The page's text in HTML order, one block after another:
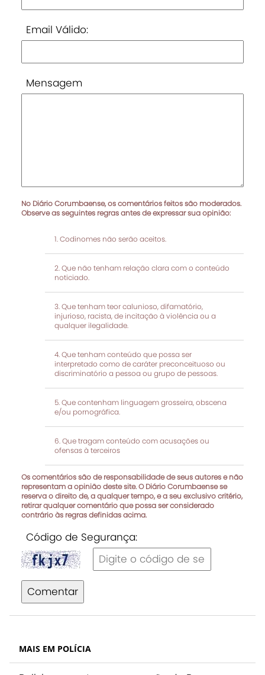
Email Válido:
Mensagem
No Diário Corumbaense, os comentários feitos são moderados.
Observe as seguintes regras antes de expressar sua opinião:
Codinomes não serão aceitos.
Que não tenham relação clara com o conteúdo
noticiado.
Que tenham teor calunioso, difamatório,
injurioso, racista, de incitação à violência ou a
qualquer ilegalidade.
Que tenham conteúdo que possa ser
interpretado como de caráter preconceituoso ou
discriminatório a pessoa ou grupo de pessoas.
Que contenham linguagem grosseira, obscena
e/ou pornográfica.
Que tragam conteúdo com acusações ou
ofensas à terceiros
Os comentários são de responsabilidade de seus autores e não
representam a opinião deste site. O Diário Corumbaense se
reserva o direito de, a qualquer tempo, e a seu exclusivo critério,
retirar qualquer comentário que possa ser considerado
contrário às regras definidas acima.
Código de Segurança:
Comentar
MAIS EM POLÍCIA